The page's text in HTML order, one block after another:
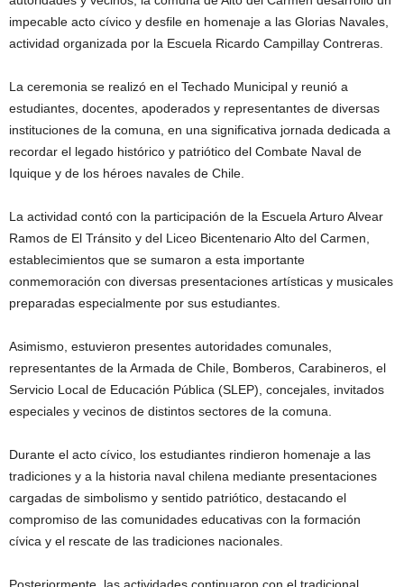
impecable acto cívico y desfile en homenaje a las Glorias Navales,
actividad organizada por la Escuela Ricardo Campillay Contreras.
La ceremonia se realizó en el Techado Municipal y reunió a
estudiantes, docentes, apoderados y representantes de diversas
instituciones de la comuna, en una significativa jornada dedicada a
recordar el legado histórico y patriótico del Combate Naval de
Iquique y de los héroes navales de Chile.
La actividad contó con la participación de la Escuela Arturo Alvear
Ramos de El Tránsito y del Liceo Bicentenario Alto del Carmen,
establecimientos que se sumaron a esta importante
conmemoración con diversas presentaciones artísticas y musicales
preparadas especialmente por sus estudiantes.
Asimismo, estuvieron presentes autoridades comunales,
representantes de la Armada de Chile, Bomberos, Carabineros, el
Servicio Local de Educación Pública (SLEP), concejales, invitados
especiales y vecinos de distintos sectores de la comuna.
Durante el acto cívico, los estudiantes rindieron homenaje a las
tradiciones y a la historia naval chilena mediante presentaciones
cargadas de simbolismo y sentido patriótico, destacando el
compromiso de las comunidades educativas con la formación
cívica y el rescate de las tradiciones nacionales.